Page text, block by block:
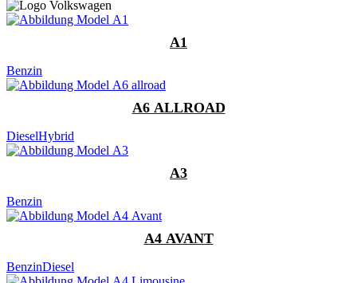
A1
Benzin
A6 ALLROAD
DieselHybrid
A3
Benzin
A4 AVANT
BenzinDiesel